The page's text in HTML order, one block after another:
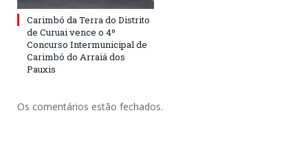
Carimbó da Terra do Distrito
de Curuai vence o 4º
Concurso Intermunicipal de
Carimbó do Arraiá dos
Pauxis
Os comentários estão fechados.